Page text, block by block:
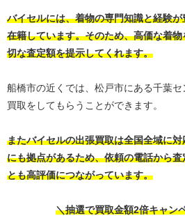
バイセルには、着物の専門知識と経験
在籍しています。そのため、高価な着
切な査定額を提示してくれます。
船橋市の近くでは、松戸市にある千葉
買取をしてもらうことができます。
またバイセルの出張買取は全国全域に
にも拠点があるため、依頼の電話から
とも高評価につながっています。
＼抽選で買取金額2倍キャン